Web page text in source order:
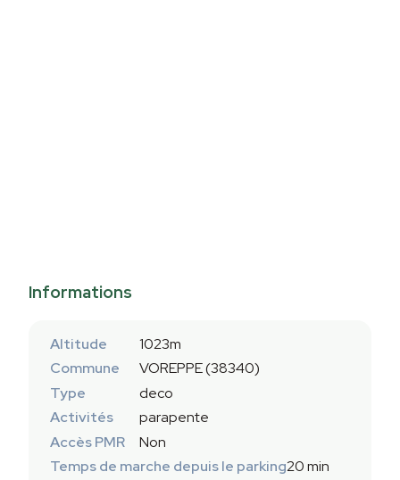
Informations
Altitude
1023m
Commune
VOREPPE (38340)
Type
deco
Activités
parapente
Accès PMR
Non
Temps de marche depuis le parking20 min